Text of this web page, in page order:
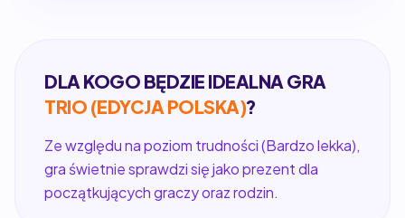
DLA KOGO BĘDZIE IDEALNA GRA
TRIO (EDYCJA POLSKA)?
Ze względu na poziom trudności (Bardzo lekka),
gra świetnie sprawdzi się jako prezent dla
początkujących graczy oraz rodzin.